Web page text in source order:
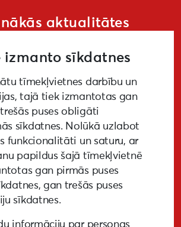
aktualitātes
PIETEIKTIES
MEDIJIEM LKA PĒTĪJUMS
PASĀKUMI
izmanto sīkdatnes
tīmekļvietnes darbību un
tajā tiek izmantotas gan
puses obligāti
sīkdatnes. Nolūkā uzlabot
funkcionalitāti un saturu, ar
papildus šajā tīmekļvietnē
gan pirmās puses
gan trešās puses
sīkdatnes.
informāciju par personas